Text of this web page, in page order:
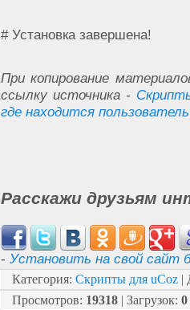
# Установка завершена!
При копирование
ссылку источника -
где находится
Расскажи друзьям
- Установить на свой сайт
Категория: Скрипты для uCoz |
Просмотров: 19318 | Загрузок: 0